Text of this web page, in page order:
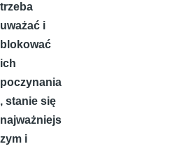
trzeba
uważać i
blokować
ich
poczynania
, stanie się
najważniejs
zym i